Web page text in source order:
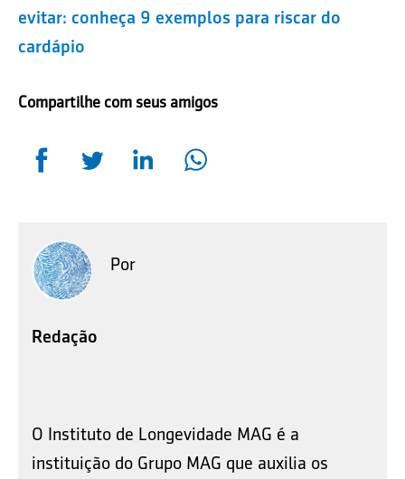
evitar: conheça 9 exemplos para riscar do
cardápio
Compartilhe com seus amigos
Por
Redação
O Instituto de Longevidade MAG é a
instituição do Grupo MAG que auxilia os